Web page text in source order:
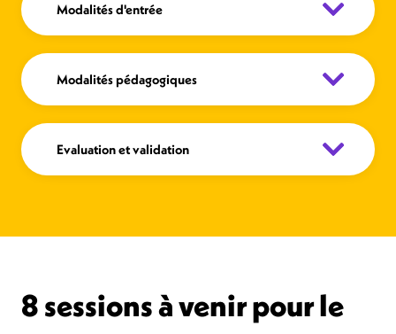
Modalités d'entrée
Modalités pédagogiques
Evaluation et validation
8 sessions à venir pour le